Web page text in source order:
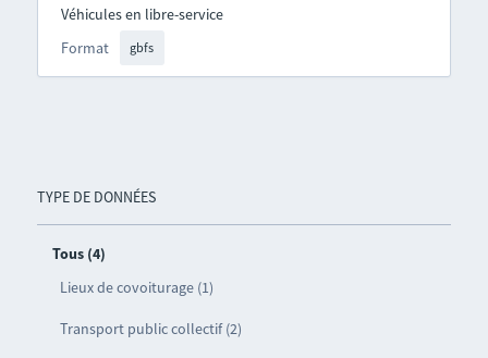
TYPE DE DONNÉES
Tous (4)
Lieux de covoiturage (1)
Transport public collectif (2)
Format gbfs
Véhicules en libre-service